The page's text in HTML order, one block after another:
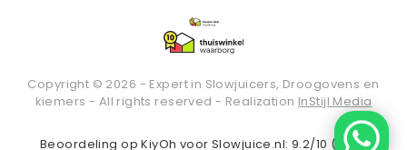
Copyright © 2026 - Expert in Slowjuicers, Droogovens en
kiemers - All rights reserved - Realization InStijl Media
Beoordeling opKiyOh voor Slowjuice.nl: 9.2/10 (2936